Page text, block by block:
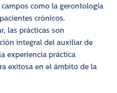
como la gerontología
crónicos.
las prácticas son
integral del auxiliar de
experiencia práctica
exitosa en el ámbito de la